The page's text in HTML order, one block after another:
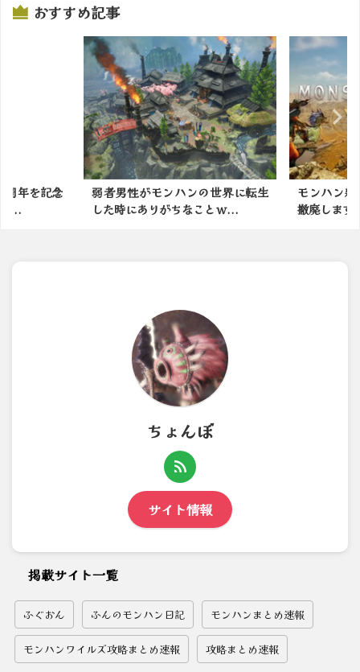
おすすめ記事
弱者男性がモンハンの世界に転生
した時にありがちなことｗ...
モンハン新作は防具の
撤廃します ←これｗｗ
ちょんぼ
サイト情報
掲載サイト一覧
ふぐおん ふんのモンハン日記 モンハンまとめ速報
モンハンワイルズ攻略まとめ速報 攻略まとめ速報